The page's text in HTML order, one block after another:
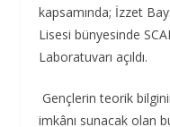
kapsamında; İzzet
Lisesi bünyesinde
Laboratuvarı açıldı.
Gençlerin teorik
imkânı sunacak olan